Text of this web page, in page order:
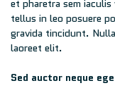
et pharetra sem
tellus in leo posuere
gravida tincidunt.
laoreet elit.
Sed auctor neque